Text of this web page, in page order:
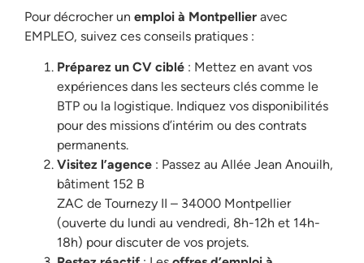
Pour décrocher un emploi à Montpellier avec
EMPLEO, suivez ces conseils pratiques :
Préparez un CV ciblé : Mettez en avant vos
expériences dans les secteurs clés comme le
BTP ou la logistique. Indiquez vos disponibilités
pour des missions d’intérim ou des contrats
permanents.
Visitez l’agence : Passez au Allée Jean Anouilh,
bâtiment 152 B
ZAC de Tournezy II – 34000 Montpellier
(ouverte du lundi au vendredi, 8h-12h et 14h-
18h) pour discuter de vos projets.